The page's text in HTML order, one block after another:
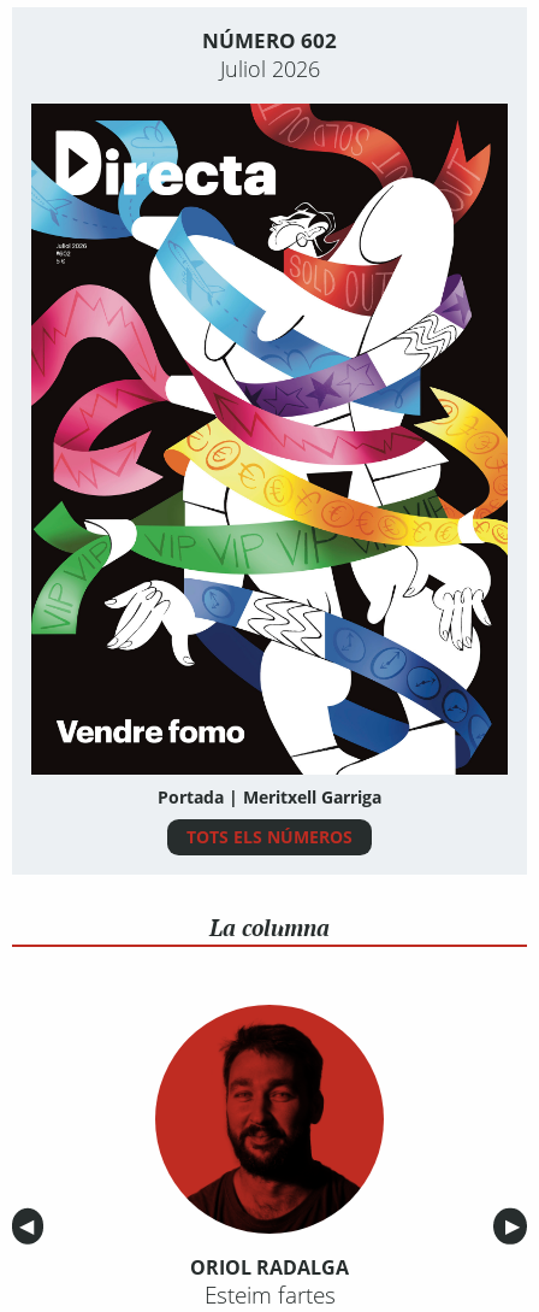
NÚMERO 602
Juliol 2026
Portada | Meritxell Garriga
TOTS ELS NÚMEROS
La columna
Anterior
◀︎ ▶︎
ORIOL RADALGA
Esteim fartes